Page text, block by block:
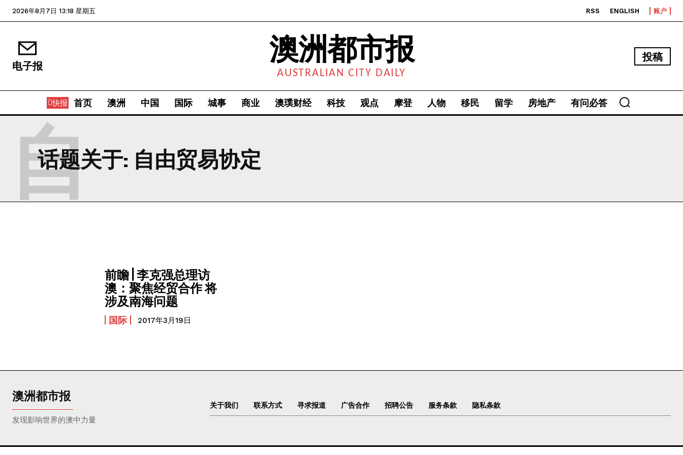
2026年8月7日 13:18 星期五 RSS ENGLISH 账户
电子报 澳洲都市报
AUSTRALIAN CITY DAILY
投稿
快报 首页 澳洲 中国 国际 城事 商业 澳璞财经 科技 观点 摩登 人物 移民 留学 房地产 有问必答
话题关于: 自由贸易协定
自
前瞻 | 李克强总理访
澳：聚焦经贸合作 将
涉及南海问题
国际 2017年3月19日
澳洲都市报
发现影响世界的澳中力量
关于我们 联系方式 寻求报道 广告合作 招聘公告 服务条款 隐私条款